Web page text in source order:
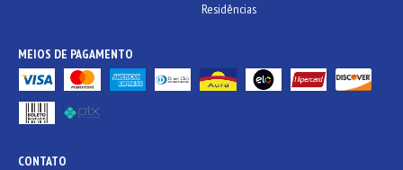
Residências
MEIOS DE PAGAMENTO
CONTATO